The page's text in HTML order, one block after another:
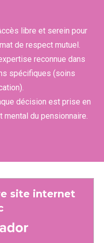
libre et serein pour
de respect mutuel.
reconnue dans
spécifiques (soins
décision est prise en
du pensionnaire.
site internet